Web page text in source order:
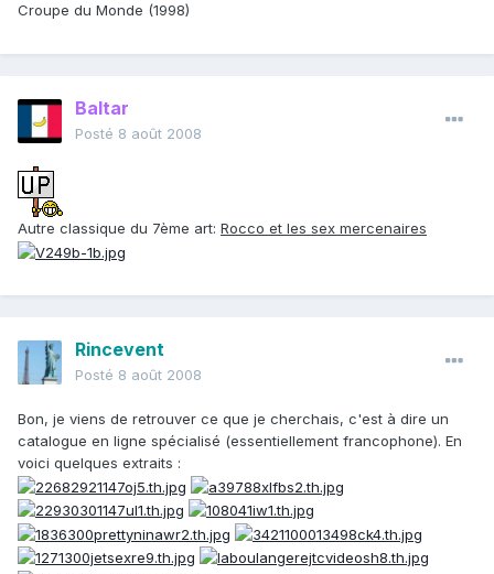
Croupe du Monde (1998)
Baltar
Posté 8 août 2008
Autre classique du 7ème art: Rocco et les sex mercenaires
Rincevent
Posté 8 août 2008
Bon, je viens de retrouver ce que je cherchais, c'est à dire un
catalogue en ligne spécialisé (essentiellement francophone). En
voici quelques extraits :